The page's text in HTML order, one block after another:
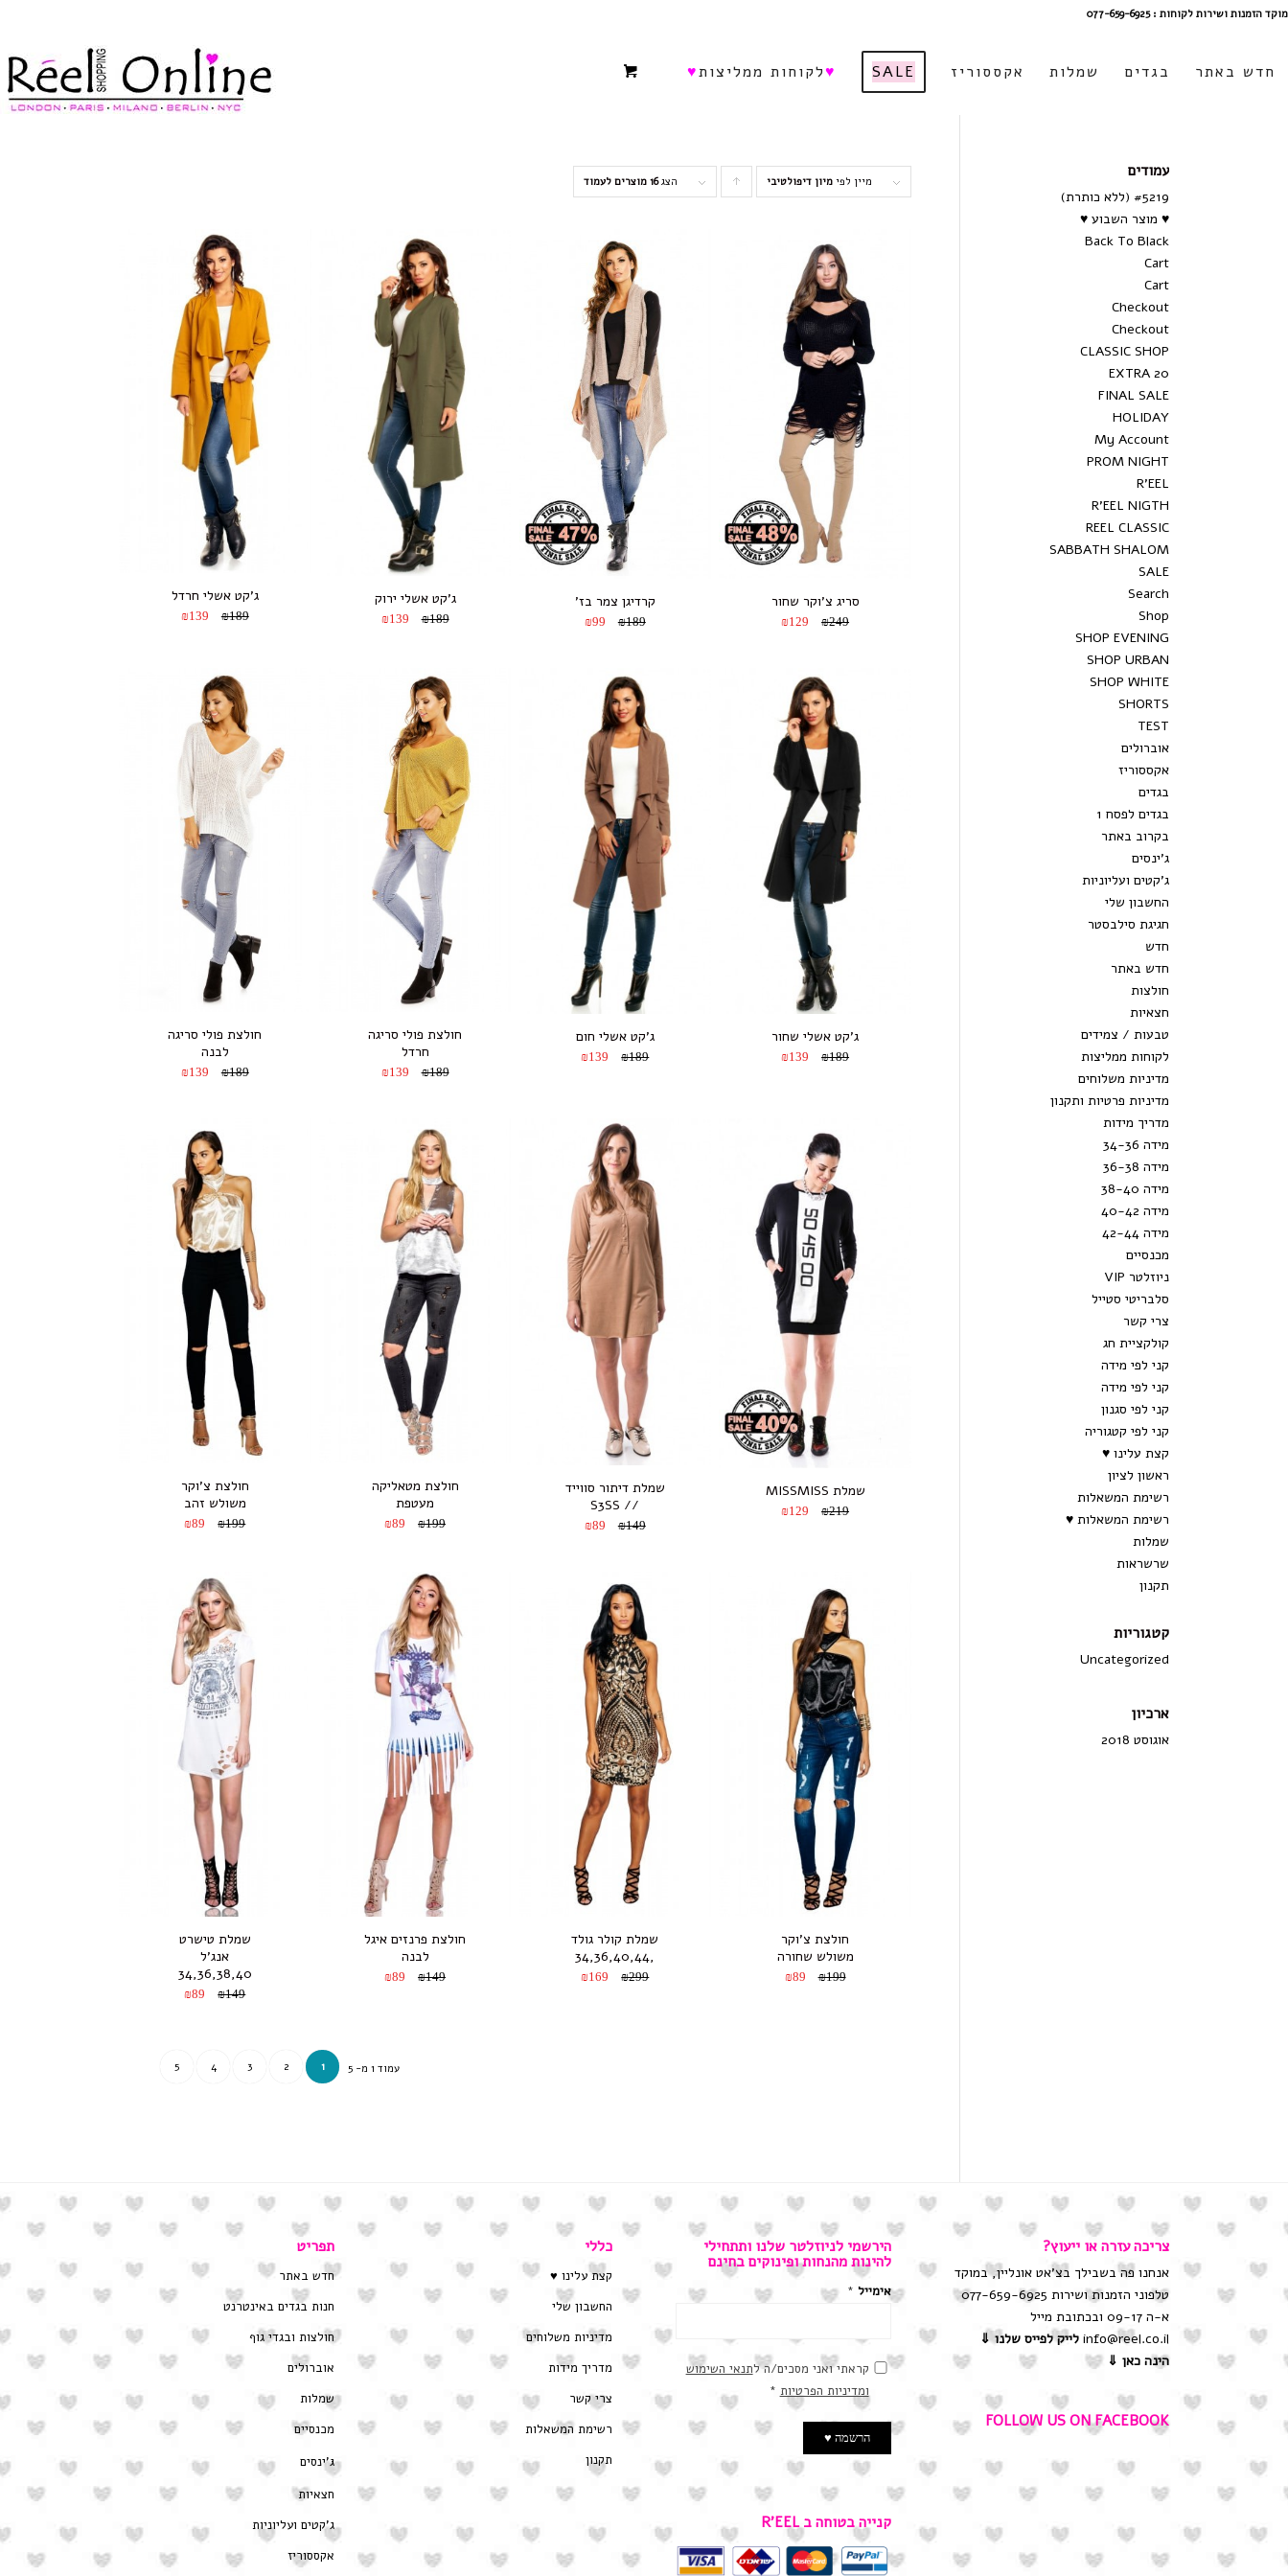
מוקד הזמנות ושירות לקוחות : 077-659-6925
חדש באתר בגדים שמלות אקססוריז SALE
♥לקוחות ממליצות♥
מיין לפימיון דיפולטיבי סדרהצג16 מוצרים לעמוד
סריג צ’וקר שחור
₪249
₪129
קרדיגן צמר בז’
₪189
₪99
ג’קט אשלי ירוק
₪189
₪139
ג’קט אשלי חרדל
₪189
₪139
ג’קט אשלי שחור
₪189
₪139
ג’קט אשלי חום
₪189
₪139
חולצת פולי סריגה
חרדל
₪189
₪139
חולצת פולי סריגה
לבנה
₪189
₪139
שמלת MISSMISS
₪219
₪129
שמלת דיתור סווייד
// S3SS
₪149
₪89
חולצת מטאליקה
מעטפת
₪199
₪89
חולצת צ’וקר
משולש זהב
₪199
₪89
חולצת צ’וקר
משולש שחורה
₪199
₪89
שמלת קולר גולד
,34,36,40,44
₪299
₪169
חולצת פרנזים איגל
לבנה
₪149
₪89
שמלת טישרט
אנג’ל
34,36,38,40
₪149
₪89
עמוד 1 מ- 5 1
2
3
4
5
עמודים
#5219 (ללא כותרת)
♥ מוצר השבוע ♥
Back To Black
Cart
Cart
Checkout
Checkout
CLASSIC SHOP
EXTRA 20
FINAL SALE
HOLIDAY
My Account
PROM NIGHT
R’EEL
R’EEL NIGTH
REEL CLASSIC
SABBATH SHALOM
SALE
Search
Shop
SHOP EVENING
SHOP URBAN
SHOP WHITE
SHORTS
TEST
אוברולים
אקססוריז
בגדים
בגדים לפסח 1
בקרוב באתר
ג’ינסים
ג’קטים ועליוניות
החשבון שלי
חגיגת סילבסטר
חדש
חדש באתר
חולצות
חצאיות
טבעות / צמידים
לקוחות ממליצות
מדיניות משלוחים
מדיניות פרטיות ותקנון
מדריך מידות
מידה 34-36
מידה 36-38
מידה 38-40
מידה 40-42
מידה 42-44
מכנסיים
ניוזלטר VIP
סלבריטי סטייל
צרי קשר
קולקציית חג
קני לפי מידה
קני לפי מידה
קני לפי סגנון
קני לפי קטגוריה
קצת עלינו ♥
ראשון לציון
רשימת המשאלות
רשימת המשאלות ♥
שמלות
שרשראות
תקנון
קטגוריות
Uncategorized
ארכיון
אוגוסט 2018
צריכה עזרה או ייעוץ?
אנחנו פה בשבילך בצ'אט אונליין, במוקד
טלפוני הזמנות ושירות 077-659-6925
א-ה 09-17 ובכתובת מייל
info@reel.co.il לייק לפייס שלנו ⇓
הינה כאן ⇓
FOLLOW US ON FACEBOOK
הירשמי לניוזלטר שלנו ותתחילי
להינות מהנחות ופינוקים בחינם
אימייל *
קראתי ואני מסכים/ה לתנאי השימוש
ומדיניות הפרטיות *
קנייה בטוחה ב R’EEL
כללי
קצת עלינו ♥
החשבון שלי
מדיניות משלוחים
מדריך מידות
צרי קשר
רשימת המשאלות
תקנון
תפריט
חדש באתר
חנות בגדים באינטרנט
חולצות ובגדי גוף
אוברולים
שמלות
מכנסיים
ג’ינסים
חצאיות
ג’קטים ועליוניות
אקססוריז